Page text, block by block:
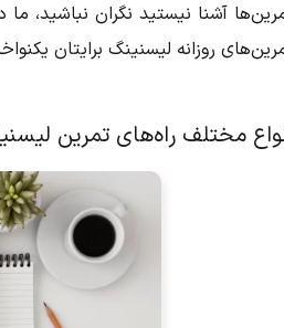
آشنا نیستید نگران نباشید،
روزانه لیسنینگ برایتان
مختلف راه‌های تمرین